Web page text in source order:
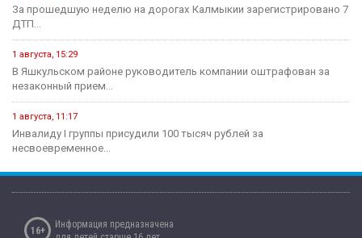
За прошедшую неделю на дорогах Калмыкии зарегистрировано 7
ДТП...
1 августа, 15:29
В Яшкульском районе руководитель компании оштрафован за
незаконный прием...
1 августа, 11:17
Инвалиду I группы присудили 100 тысяч рублей за
несвоевременное...
16+
Информация предназначена